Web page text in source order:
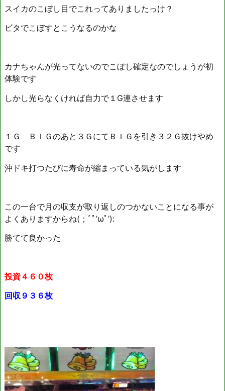
スイカのこぼし目でこれってありましたっけ？
ビタでこぼすとこうなるのかな
カナちゃんが光ってないのでこぼし確定なのでしょうが初
体験です
しかし光らなくければ自力で１G連させます
１Ｇ ＢＩＧのあと３ＧにてＢＩＧを引き３２Ｇ抜けやめ
です
沖ドキ打つたびに寿命が縮まっている気がします
この一台で月の収支が取り返しのつかないことになる事が
よくありますからね(；ﾞﾟ’ωﾟ’):
勝てて良かった
投資４６０枚
回収９３６枚